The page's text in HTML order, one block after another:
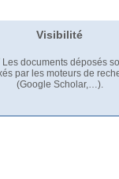
Visibilité
Les documents déposés
par les moteurs de
(Google Scholar,…).